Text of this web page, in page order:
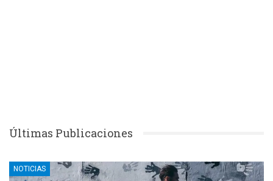
Últimas Publicaciones
NOTICIAS